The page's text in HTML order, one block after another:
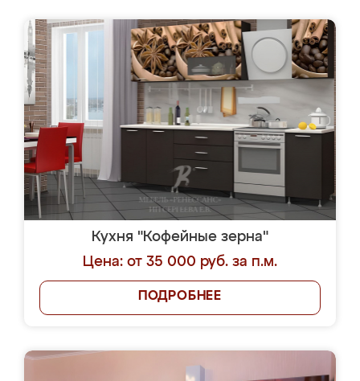
Кухня "Кофейные зерна"
Цена: от 35 000 руб. за п.м.
ПОДРОБНЕЕ